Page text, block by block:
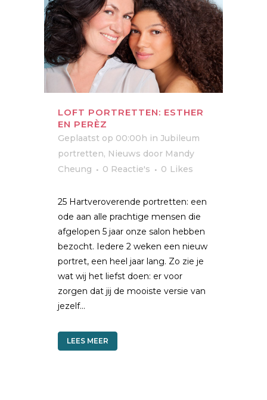
LOFT PORTRETTEN: ESTHER
EN PERÈZ
Geplaatst op 00:00h in Jubileum
portretten, Nieuws door Mandy
Cheung
0 Reactie's 0 Likes
25 Hartveroverende portretten: een
ode aan alle prachtige mensen die
afgelopen 5 jaar onze salon hebben
bezocht. Iedere 2 weken een nieuw
portret, een heel jaar lang. Zo zie je
wat wij het liefst doen: er voor
zorgen dat jij de mooiste versie van
jezelf...
LEES MEER